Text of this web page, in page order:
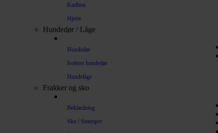
Kødben
Hjerte
Hundedør / Låge
Hundedør
Isoleret hundedør
Hundelåge
Frakker og sko
Beklædning
Sko / Strømper